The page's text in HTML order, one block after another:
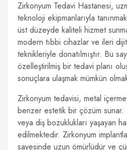
Zirkonyum Tedavi Hastanesi,
teknoloji ekipmanlarıyla
üst düzeyde kaliteli hizmet
modern tıbbi cihazlar ve ileri
teknikleriyle donatılmıştır. Bu
özelleştirilmiş bir tedavi planı
sonuçlara ulaşmak mümkün
Zirkonyum tedavisi, metal
benzer estetik bir çözüm sunar.
veya diş bozuklukları yaşayan
edilmektedir. Zirkonyum
sayesinde uzun ömürlüdür ve